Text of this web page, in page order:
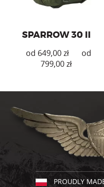
SPARROW 30 II
zł
zł
ma
wariantów.
Opcje
można
wybrać
na
stronie
produktu
PROUDLY